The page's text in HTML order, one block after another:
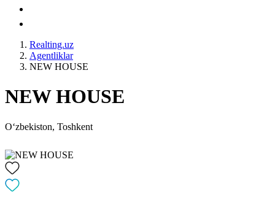
Realting.uz
Agentliklar
NEW HOUSE
NEW HOUSE
Oʻzbekiston, Toshkent